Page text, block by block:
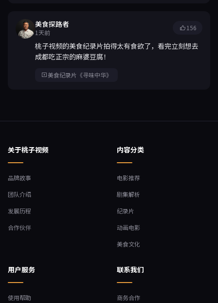
美食探路者
1天前
156
桃子视频的美食纪录片拍得太有食欲了，看完立刻想去
成都吃正宗的麻婆豆腐！
美食纪录片《寻味中华》
关于桃子视频
品牌故事
团队介绍
发展历程
合作伙伴
内容分类
电影推荐
剧集解析
纪录片
动画电影
美食文化
用户服务
使用帮助
联系我们
商务合作